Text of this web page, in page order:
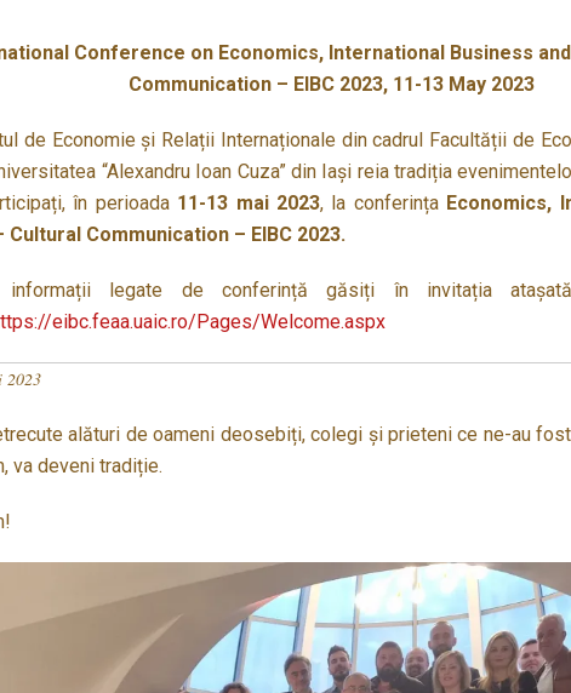
Conference on Economics, International Business
Communication – EIBC 2023, 11-13 May 2023
de Economie și Relații Internaționale din cadrul Facultății de
“Alexandru Ioan Cuza” din Iași reia tradiția
în perioada 11-13 mai 2023, la conferința Economics,
Cultural Communication – EIBC 2023.
legate de conferință găsiți în invitația
eibc.feaa.uaic.ro/Pages/Welcome.aspx
2023
alături de oameni deosebiți, colegi și prieteni ce ne-au
va deveni tradiție.